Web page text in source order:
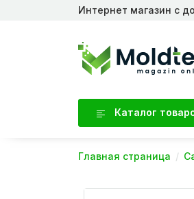
Интернет магазин с
Каталог
Главная страница